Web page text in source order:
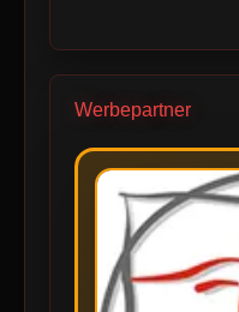
Werbepartner